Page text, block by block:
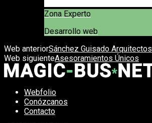
Zona Experto
Desarrollo web
Web anteriorSánchez Guisado Arquitectos
Web siguienteAsesoramientos Únicos
Webfolio
Conózcanos
Contacto